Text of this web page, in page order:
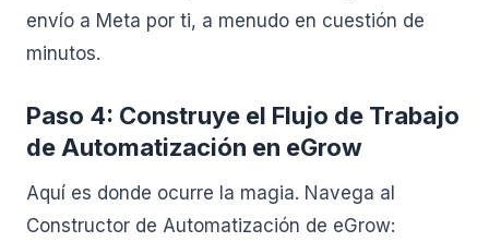
envío a Meta por ti, a menudo en cuestión de
minutos.
Paso 4: Construye el Flujo de Trabajo
de Automatización en eGrow
Aquí es donde ocurre la magia. Navega al
Constructor de Automatización de eGrow: